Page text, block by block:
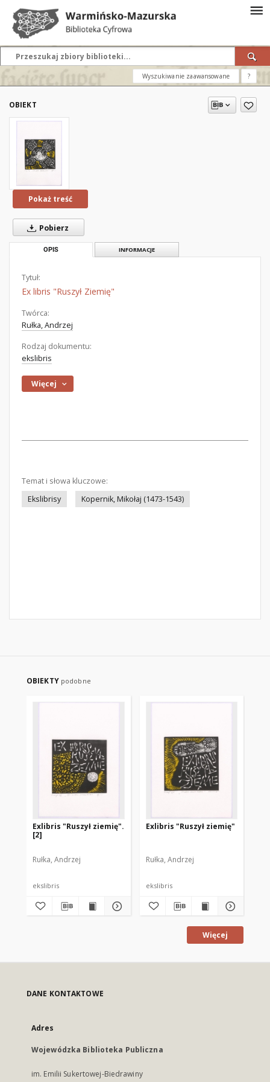
Wyszukiwanie zaawansowane ?
OBIEKT
Pokaż treść
Pobierz
OPIS INFORMACJE
Tytuł:
Ex libris "Ruszył Ziemię"
Twórca:
Rułka, Andrzej
Rodzaj dokumentu:
ekslibris
Więcej
Temat i słowa kluczowe:
Ekslibrisy
Kopernik, Mikołaj (1473-1543)
OBIEKTY podobne
Exlibris "Ruszył ziemię".
[2]
Rułka, Andrzej
ekslibris
Exlibris "Ruszył ziemię"
Rułka, Andrzej
ekslibris
Więcej
DANE KONTAKTOWE
Adres
Wojewódzka Biblioteka Publiczna
im. Emilii Sukertowej-Biedrawiny